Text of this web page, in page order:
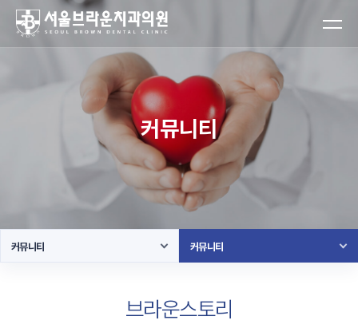
커뮤니티
커뮤니티 커뮤니티
브라운스토리